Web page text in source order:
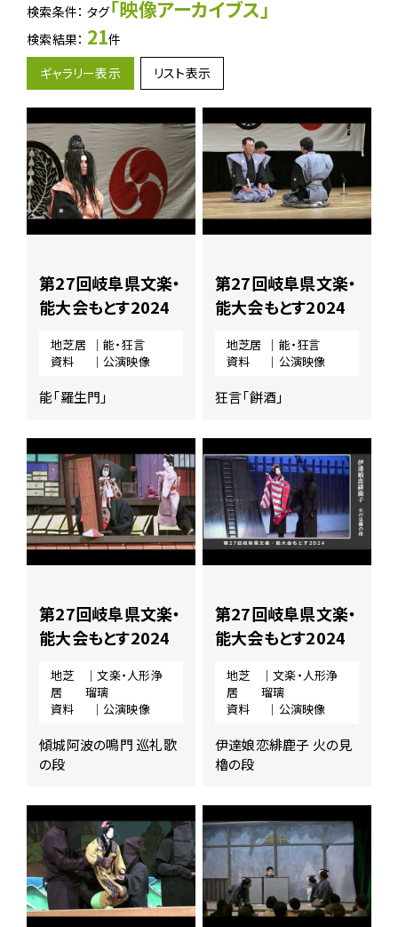
ペ
ー
の
本
文
へ
移
動
メ
ー
へ
移
検索条件： タグ「映像アーカイブス」
検索結果： 21件
ギャラリー表示
リスト表示
第27回岐阜県文楽・
能大会もとす2024
地芝居
｜能・狂言
資料
｜公演映像
能「羅生門」
第27回岐阜県文楽・
能大会もとす2024
地芝居
｜能・狂言
資料
｜公演映像
狂言「餅酒」
第27回岐阜県文楽・
能大会もとす2024
地芝
居
｜文楽・人形浄
瑠璃
資料
｜公演映像
傾城阿波の鳴門 巡礼歌
の段
第27回岐阜県文楽・
能大会もとす2024
地芝
居
｜文楽・人形浄
瑠璃
資料
｜公演映像
伊達娘恋緋鹿子 火の見
櫓の段